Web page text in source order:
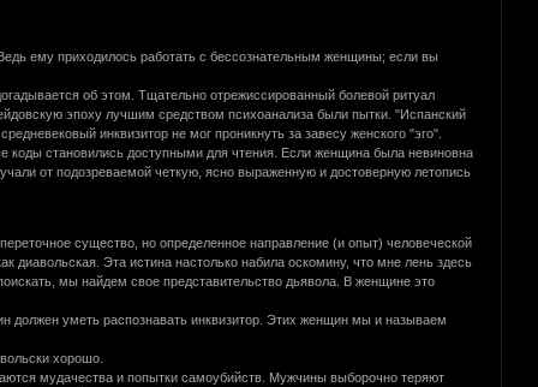
ему приходилось работать с бессознательным женщины; если вы
об этом. Тщательно отрежиссированный болевой ритуал
эпоху лучшим средством психоанализа были пытки. "Испанский
инквизитор не мог проникнуть за завесу женского "эго".
становились доступными для чтения. Если женщина была невиновна
от подозреваемой четкую, ясно выраженную и достоверную летопись
существо, но определенное направление (и опыт) человеческой
диавольская. Эта истина настолько набила оскомину, что мне лень здесь
мы найдем свое представительство дьявола. В женщине это
должен уметь распознавать инквизитор. Этих женщин мы и называем
хорошо.
мудачества и попытки самоубийств. Мужчины выборочно теряют